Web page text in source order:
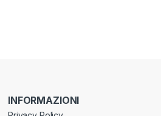
INFORMAZIONI